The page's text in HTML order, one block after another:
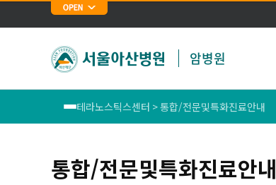
암병원
테라노스틱스센터 > 통합/전문및특화진료안내
위암센터
통합/전문및특화진료안내